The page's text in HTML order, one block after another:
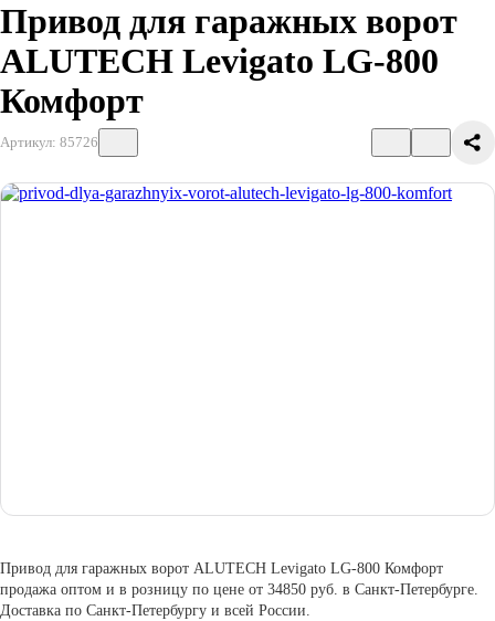
Привод для гаражных ворот
ALUTECH Levigato LG-800
Комфорт
Артикул: 85726
Привод для гаражных ворот ALUTECH Levigato LG-800 Комфорт
продажа оптом и в розницу по цене от 34850 руб. в Санкт-Петербурге.
Доставка по Санкт-Петербургу и всей России.